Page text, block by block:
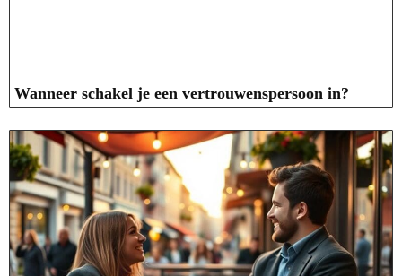
Wanneer schakel je een vertrouwenspersoon in?